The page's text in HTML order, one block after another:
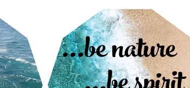
...be nature